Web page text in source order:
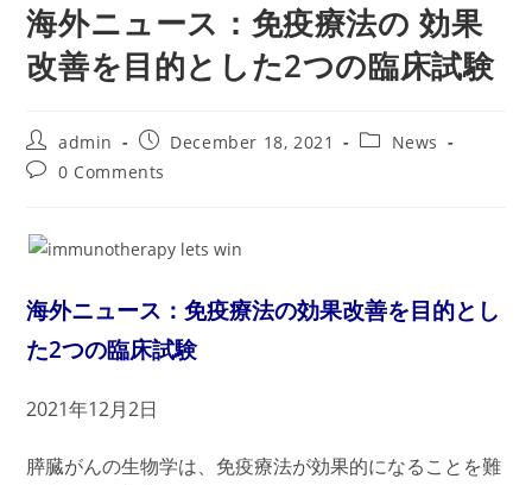
海外ニュース：免疫療法の 効果
改善を目的とした2つの臨床試験
Post
author:
admin
Post
published:
December 18, 2021
PostNews
Post0 Comments
海外ニュース：免疫療法の効果改善を目的とし
た2つの臨床試験
2021年12月2日
膵臓がんの生物学は、免疫療法が効果的になることを難